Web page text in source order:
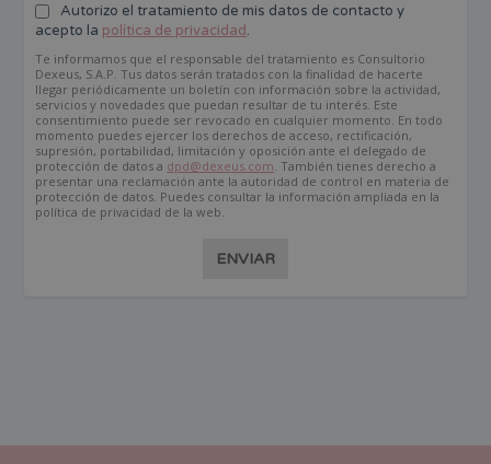
Autorizo el tratamiento de mis datos de contacto y
acepto la política de privacidad.
Te informamos que el responsable del tratamiento es Consultorio
Dexeus, S.A.P. Tus datos serán tratados con la finalidad de hacerte
llegar periódicamente un boletín con información sobre la actividad,
servicios y novedades que puedan resultar de tu interés. Este
consentimiento puede ser revocado en cualquier momento. En todo
momento puedes ejercer los derechos de acceso, rectificación,
supresión, portabilidad, limitación y oposición ante el delegado de
protección de datos a dpd@dexeus.com . También tienes derecho a
presentar una reclamación ante la autoridad de control en materia de
protección de datos. Puedes consultar la información ampliada en la
política de privacidad de la web.
ENVIAR